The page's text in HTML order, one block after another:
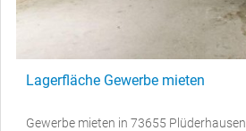
Lagerfläche Gewerbe mieten
Gewerbe mieten in 73655 Plüderhausen